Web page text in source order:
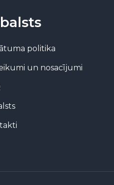
politika
un nosacījumi